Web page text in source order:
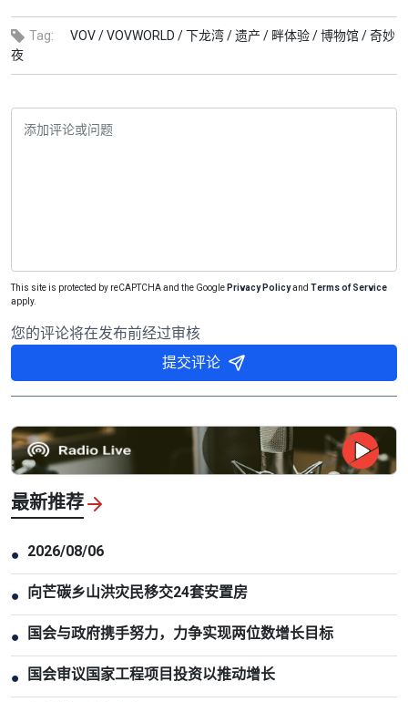
Tag: VOV /VOVWORLD /下龙湾 /遗产 / 畔体验 /博物馆 /奇妙
夜
This site is protected by reCAPTCHA and the Google Privacy Policyand Terms of Service
apply.
您的评论将在发布前经过审核
提交评论
最新推荐
● 2026/08/06
● 向芒碳乡山洪灾民移交24套安置房
● 国会与政府携手努力，力争实现两位数增长目标
● 国会审议国家工程项目投资以推动增长